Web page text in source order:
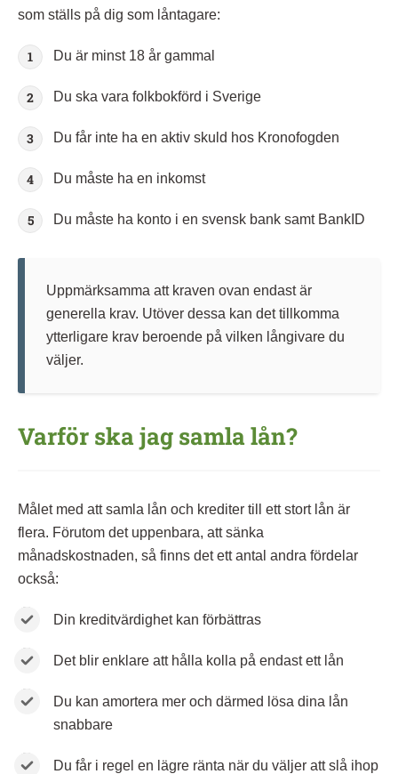
som ställs på dig som låntagare:
Du är minst 18 år gammal
Du ska vara folkbokförd i Sverige
Du får inte ha en aktiv skuld hos Kronofogden
Du måste ha en inkomst
Du måste ha konto i en svensk bank samt BankID
Uppmärksamma att kraven ovan endast är
generella krav. Utöver dessa kan det tillkomma
ytterligare krav beroende på vilken långivare du
väljer.
Varför ska jag samla lån?
Målet med att samla lån och krediter till ett stort lån är
flera. Förutom det uppenbara, att sänka
månadskostnaden, så finns det ett antal andra fördelar
också:
Din kreditvärdighet kan förbättras
Det blir enklare att hålla kolla på endast ett lån
Du kan amortera mer och därmed lösa dina lån
snabbare
Du får i regel en lägre ränta när du väljer att slå ihop